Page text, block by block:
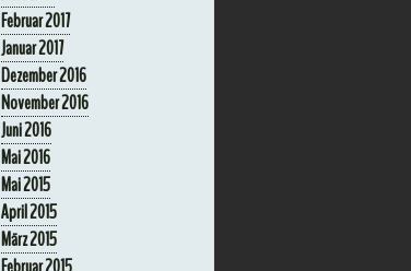
Februar 2017
Januar 2017
Dezember 2016
November 2016
Juni 2016
Mai 2016
Mai 2015
April 2015
März 2015